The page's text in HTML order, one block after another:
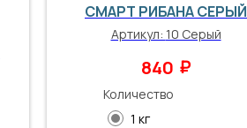
СМАРТ РИБАНА СЕРЫЙ
Артикул: 10 Серый
840 ₽
Количество
1 кг